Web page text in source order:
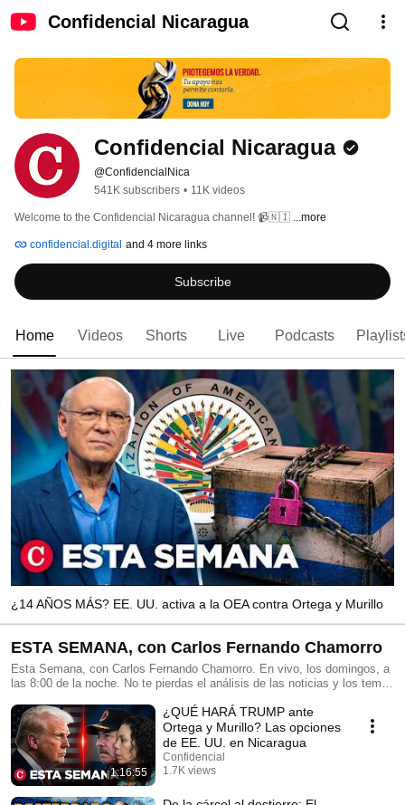
Confidencial Nicaragua
Confidencial Nicaragua
@ConfidencialNica
541K subscribers • 11K videos
Welcome to the Confidencial Nicaragua channel! 📹🇳🇮 ...more
confidencial.digital and 4 more links
Subscribe
Home Videos Shorts Live Podcasts
¿14 AÑOS MÁS? EE. UU. activa a la OEA contra Ortega y Murillo
ESTA SEMANA, con Carlos Fernando Chamorro
Esta Semana, con Carlos Fernando Chamorro. En vivo, los domingos, a
las 8:00 de la noche. No te pierdas el análisis de las noticias y los temas
primera vez en 1995 en Nicaragua, posicionándose como líder de
audiencia e influencia en los programas de opinión y periodismo de
profundidad en televisión. En enero de 2019, la dictadura de Daniel
Ortega lo censuró, prohibiendo su transmisión en canales nacionales.
Suscríbete para no perderte ningún análisis. #EstaSemana
#CarlosFernandoChamorro
1:16:55
¿QUÉ HARÁ TRUMP ante
Ortega y Murillo? Las opciones
de EE. UU. en Nicaragua
Confidencial
1.7K views